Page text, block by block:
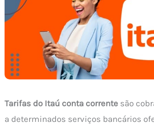
Tarifas do Itaú conta corrente são
a determinados serviços bancários